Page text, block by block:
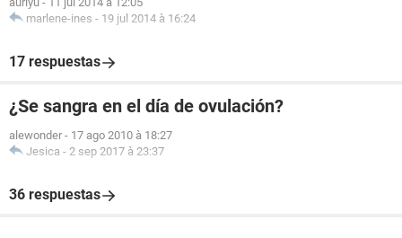
marlene-ines - 19 jul 2014 à 16:24
17 respuestas
¿Se sangra en el día de ovulación?
alewonder - 17 ago 2010 à 18:27
Jesica - 2 sep 2017 à 23:37
36 respuestas